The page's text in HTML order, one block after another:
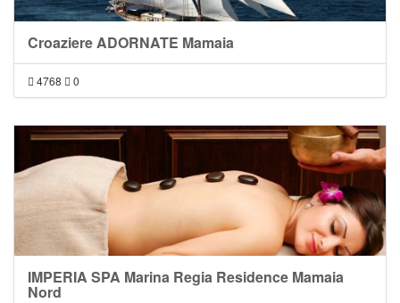
Croaziere ADORNATE Mamaia
4768 0
IMPERIA SPA Marina Regia Residence Mamaia
Nord